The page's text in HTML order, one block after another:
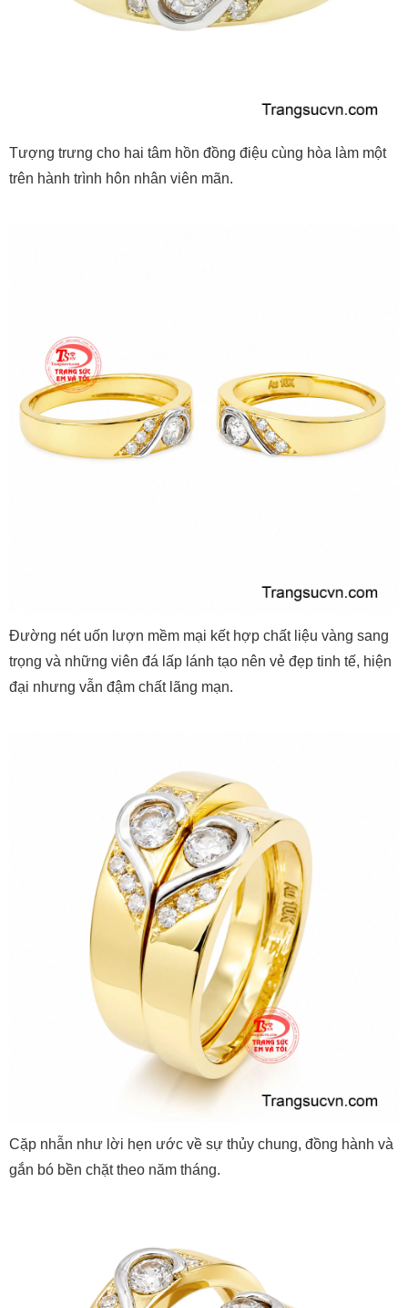
Tượng trưng cho hai tâm hồn đồng điệu cùng hòa làm một
trên hành trình hôn nhân viên mãn.
Đường nét uốn lượn mềm mại kết hợp chất liệu vàng sang
trọng và những viên đá lấp lánh tạo nên vẻ đẹp tinh tế, hiện
đại nhưng vẫn đậm chất lãng mạn.
Cặp nhẫn như lời hẹn ước về sự thủy chung, đồng hành và
gắn bó bền chặt theo năm tháng.